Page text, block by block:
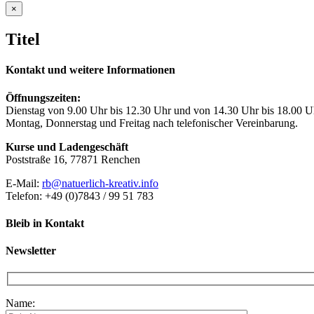
Close
product
view
×
Titel
Kontakt und weitere Informationen
Öffnungszeiten:
Dienstag von 9.00 Uhr bis 12.30 Uhr und von 14.30 Uhr bis 18.00
Montag, Donnerstag und Freitag nach telefonischer Vereinbarung.
Kurse und Ladengeschäft
Poststraße 16, 77871 Renchen
E-Mail: rb@natuerlich-kreativ.info
Telefon: +49 (0)7843 / 99 51 783
Bleib in Kontakt
Newsletter
Name: